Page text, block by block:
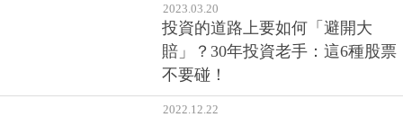
2023.03.20
投資的道路上要如何「避開大
賠」？30年投資老手：這6種股票
不要碰！
2022.12.22